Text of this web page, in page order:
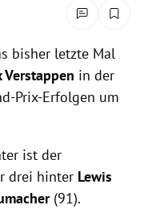
bisher letzte Mal
Verstappen in der
Prix-Erfolgen um
ist der
drei hinter Lewis
(91).